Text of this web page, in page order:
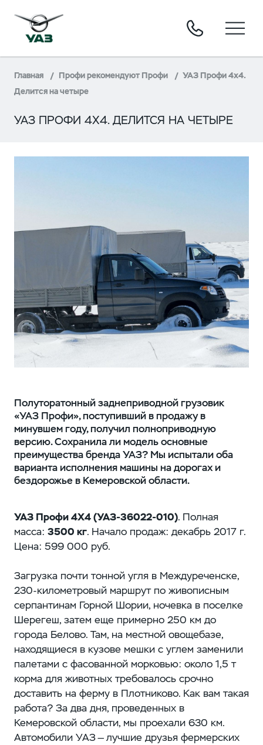
Главная Профи рекомендуют Профи
УАЗ Профи 4x4.
Делится на четыре
УАЗ ПРОФИ 4X4. ДЕЛИТСЯ НА ЧЕТЫРЕ
Полуторатонный заднеприводной грузовик
«УАЗ Профи», поступивший в продажу в
минувшем году, получил полноприводную
версию. Сохранила ли модель основные
преимущества бренда УАЗ? Мы испытали оба
варианта исполнения машины на дорогах и
бездорожье в Кемеровской области.
УАЗ Профи 4Х4 (УАЗ-36022‑010). Полная
масса: 3500 кг. Начало продаж: декабрь 2017 г.
Цена: 599 000 руб.
Загрузка почти тонной угля в Междуреченске,
230‑километровый маршрут по живописным
серпантинам Горной Шории, ночевка в поселке
Шерегеш, затем еще примерно 250 км до
города Белово. Там, на местной овощебазе,
находящиеся в кузове мешки с углем заменили
палетами с фасованной морковью: около 1,5 т
корма для животных требовалось срочно
доставить на ферму в Плотниково. Как вам такая
работа? За два дня, проведенных в
Кемеровской области, мы проехали 630 км.
Автомобили УАЗ — лучшие друзья фермерских